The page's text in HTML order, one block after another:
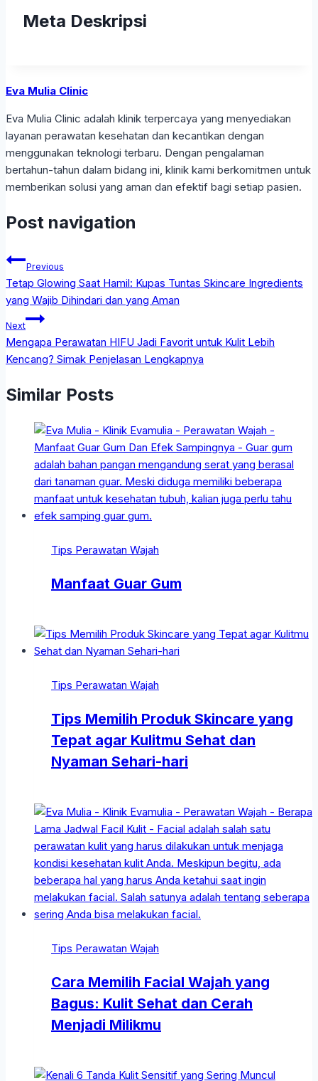
Meta Deskripsi
Eva Mulia Clinic
Eva Mulia Clinic adalah klinik terpercaya yang menyediakan
layanan perawatan kesehatan dan kecantikan dengan
menggunakan teknologi terbaru. Dengan pengalaman
bertahun-tahun dalam bidang ini, klinik kami berkomitmen untuk
memberikan solusi yang aman dan efektif bagi setiap pasien.
Post navigation
Previous
Tetap Glowing Saat Hamil: Kupas Tuntas Skincare Ingredients
yang Wajib Dihindari dan yang Aman
Next
Mengapa Perawatan HIFU Jadi Favorit untuk Kulit Lebih
Kencang? Simak Penjelasan Lengkapnya
Similar Posts
Tips Perawatan Wajah
Manfaat Guar Gum
Tips Perawatan Wajah
Tips Memilih Produk Skincare yang
Tepat agar Kulitmu Sehat dan
Nyaman Sehari-hari
Tips Perawatan Wajah
Cara Memilih Facial Wajah yang
Bagus: Kulit Sehat dan Cerah
Menjadi Milikmu